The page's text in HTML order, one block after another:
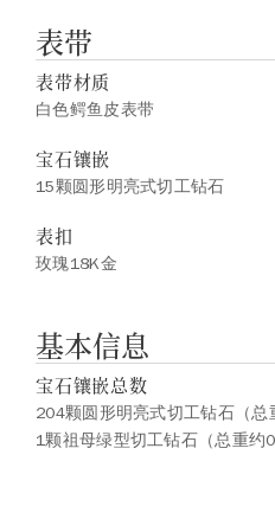
表带
表带材质
白色鳄鱼皮表带
宝石镶嵌
15颗圆形明亮式切工钻石
表扣
玫瑰18K金
基本信息
宝石镶嵌总数
204颗圆形明亮式切工钻石（总
1颗祖母绿型切工钻石（总重约